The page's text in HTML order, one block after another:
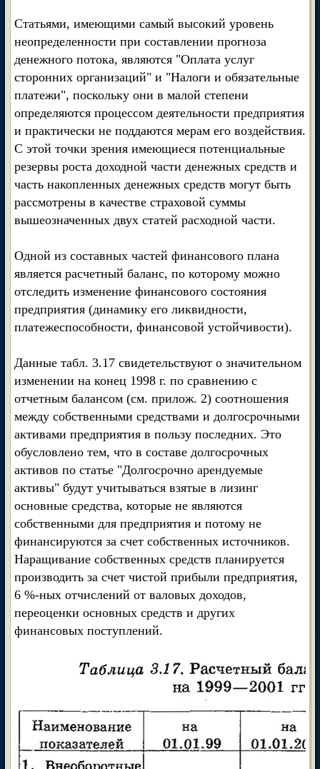
Статьями, имеющими самый высокий уровень
неопределенности при составлении прогноза
денежного потока, являются "Оплата услуг
сторонних организаций" и "Налоги и обязательные
платежи", поскольку они в малой степени
определяются процессом деятельности предприятия
и практически не поддаются мерам его воздействия.
С этой точки зрения имеющиеся потенциальные
резервы роста доходной части денежных средств и
часть накопленных денежных средств могут быть
рассмотрены в качестве страховой суммы
вышеозначенных двух статей расходной части.
Одной из составных частей финансового плана
является расчетный баланс, по которому можно
отследить изменение финансового состояния
предприятия (динамику его ликвидности,
платежеспособности, финансовой устойчивости).
Данные табл. 3.17 свидетельствуют о значительном
изменении на конец 1998 г. по сравнению с
отчетным балансом (см. прилож. 2) соотношения
между собственными средствами и долгосрочными
активами предприятия в пользу последних. Это
обусловлено тем, что в составе долгосрочных
активов по статье "Долгосрочно арендуемые
активы" будут учитываться взятые в лизинг
основные средства, которые не являются
собственными для предприятия и потому не
финансируются за счет собственных источников.
Наращивание собственных средств планируется
производить за счет чистой прибыли предприятия,
6 %-ных отчислений от валовых доходов,
переоценки основных средств и других
финансовых поступлений.